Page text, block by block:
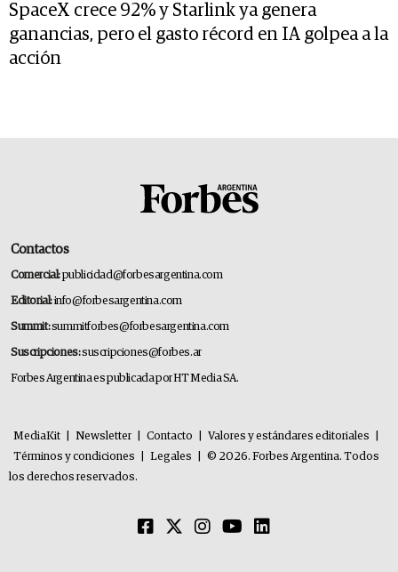
SpaceX crece 92% y Starlink ya genera
ganancias, pero el gasto récord en IA golpea a la
acción
Contactos
Comercial:publicidad@forbesargentina.com
Editorial:info@forbesargentina.com
Summit:summitforbes@forbesargentina.com
Suscripciones:suscripciones@forbes.ar
Forbes Argentina es publicada por HT Media SA.
MediaKit Newsletter Contacto Valores y estándares editoriales
Términos y condiciones
Legales
© 2026. Forbes Argentina. Todos
los derechos reservados.